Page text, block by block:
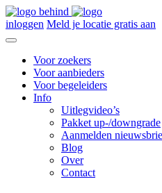
inloggen Meld je locatie gratis aan
Voor zoekers
Voor aanbieders
Voor begeleiders
Info
Uitlegvideo’s
Pakket up-/downgrade
Aanmelden
Blog
Over
Contact